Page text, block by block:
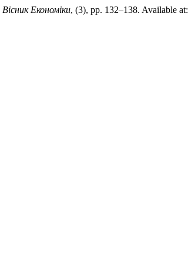
Вісник Економіки, (3), pp. 132–138. Available at: